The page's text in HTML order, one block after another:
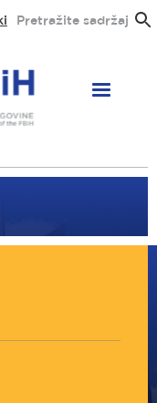
Pretražite sadržaj